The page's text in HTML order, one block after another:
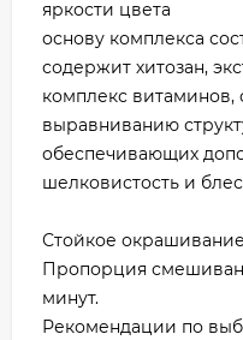
яркости цвета
основу комплекса
содержит хитозан,
комплекс витаминов,
выравниванию
обеспечивающих
шелковистость и
Стойкое
Пропорция
минут.
Рекомендации по